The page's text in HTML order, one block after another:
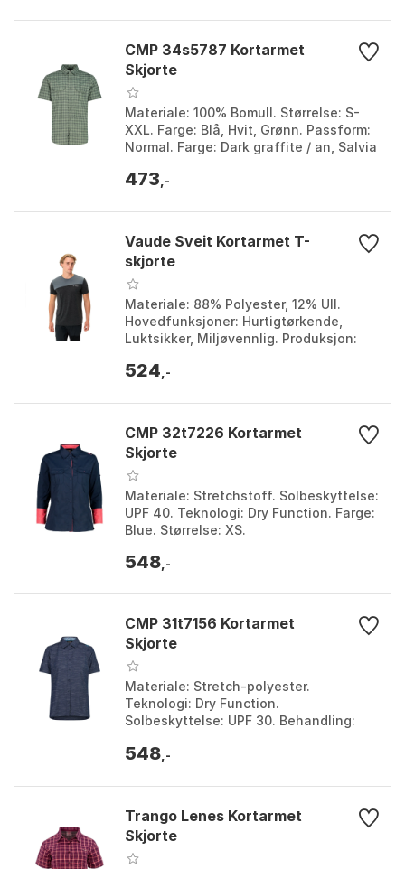
CMP 34s5787 Kortarmet
Skjorte
Materiale: 100% Bomull. Størrelse: S-
XXL. Farge: Blå, Hvit, Grønn. Passform:
Normal. Farge: Dark graffite / an, Salvia
473 ,-
Vaude Sveit Kortarmet T-
skjorte
Materiale: 88% Polyester, 12% Ull.
Hovedfunksjoner: Hurtigtørkende,
Luktsikker, Miljøvennlig. Produksjon:
aktiviteter. Farg...
524 ,-
CMP 32t7226 Kortarmet
Skjorte
Materiale: Stretchstoff. Solbeskyttelse:
UPF 40. Teknologi: Dry Function. Farge:
Blue. Størrelse: XS.
548 ,-
CMP 31t7156 Kortarmet
Skjorte
Materiale: Stretch-polyester.
Teknologi: Dry Function.
Solbeskyttelse: UPF 30. Behandling:
Størrelse: S.
548 ,-
Trango Lenes Kortarmet
Skjorte